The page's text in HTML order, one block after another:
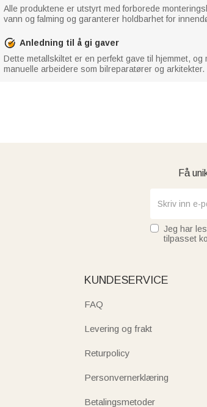
Alle produktene er utstyrt med forborede
vann og falming og garanterer holdbarhet for
Anledning til å gi gaver
Dette metallskiltet er en perfekt gave til hjemmet,
manuelle arbeidere som bilreparatører og arkitekter.
Få
Jeg har
tilpasset
KUNDESERVICE
FAQ
Levering og frakt
Returpolicy
Personvernerklæring
Betalingsmetoder